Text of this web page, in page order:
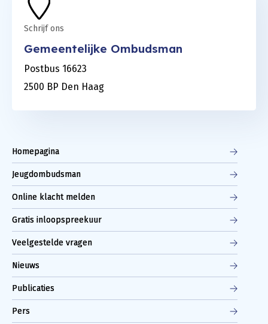
Schrijf ons
Gemeentelijke Ombudsman
Postbus 16623
2500 BP Den Haag
Homepagina
Jeugdombudsman
Online klacht melden
Gratis inloopspreekuur
Veelgestelde vragen
Nieuws
Publicaties
Pers